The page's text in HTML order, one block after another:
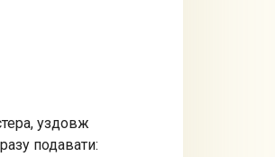
уздовж
подавати: